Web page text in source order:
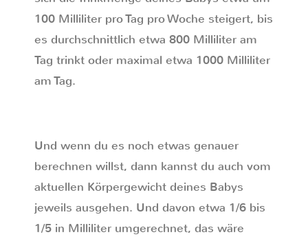
100 Milliliter pro Tag pro Woche steigert, bis
es durchschnittlich etwa 800 Milliliter am
Tag trinkt oder maximal etwa 1000 Milliliter
am Tag.
Und wenn du es noch etwas genauer
berechnen willst, dann kannst du auch vom
aktuellen Körpergewicht deines Babys
jeweils ausgehen. Und davon etwa 1/6 bis
1/5 in Milliliter umgerechnet, das wäre